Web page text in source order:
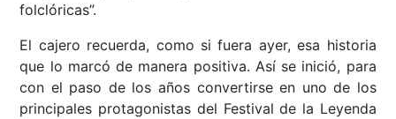
folclóricas”.
El cajero recuerda, como si fuera ayer, esa historia
que lo marcó de manera positiva. Así se inició, para
con el paso de los años convertirse en uno de los
principales protagonistas del Festival de la Leyenda